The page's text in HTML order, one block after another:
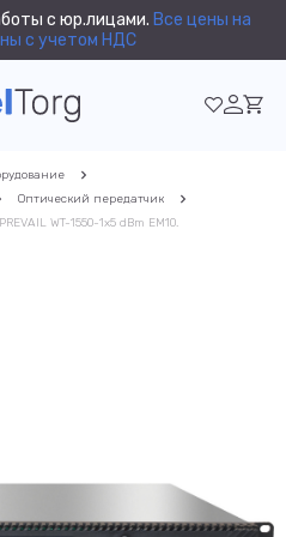
с юр.лицами. Все цены на
с учетом НДС
Оптический передатчик
WT-1550-1x5 dBm EM10.